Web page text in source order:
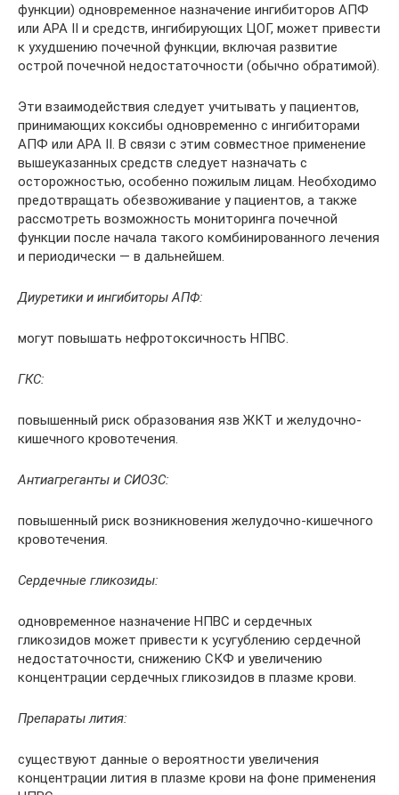
функции) одновременное назначение ингибиторов АПФ
или АРА II и средств, ингибирующих ЦОГ, может привести
к ухудшению почечной функции, включая развитие
острой почечной недостаточности (обычно обратимой).
Эти взаимодействия следует учитывать у пациентов,
принимающих коксибы одновременно с ингибиторами
АПФ или АРА II. В связи с этим совместное применение
вышеуказанных средств следует назначать с
осторожностью, особенно пожилым лицам. Необходимо
предотвращать обезвоживание у пациентов, а также
рассмотреть возможность мониторинга почечной
функции после начала такого комбинированного лечения
и периодически — в дальнейшем.
Диуретики и ингибиторы АПФ:
могут повышать нефротоксичность НПВС.
ГКС:
повышенный риск образования язв ЖКТ и желудочно-
кишечного кровотечения.
Антиагреганты и СИОЗС:
повышенный риск возникновения желудочно-кишечного
кровотечения.
Сердечные гликозиды:
одновременное назначение НПВС и сердечных
гликозидов может привести к усугублению сердечной
недостаточности, снижению СКФ и увеличению
концентрации сердечных гликозидов в плазме крови.
Препараты лития:
существуют данные о вероятности увеличения
концентрации лития в плазме крови на фоне применения